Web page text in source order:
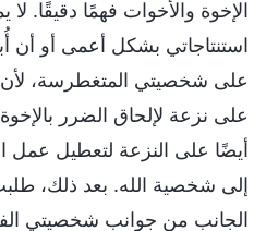
الإخوة والأخوات فهمًا دقيقًا.
استنتاجاتي بشكل أعمى أو أن
على شخصيتي المتغطرسة،
على نزعة لإلحاق الضرر
أيضًا على النزعة لتعطيل عمل
إلى شخصية الله. بعد ذلك،
الجانب من جوانب شخصيتي